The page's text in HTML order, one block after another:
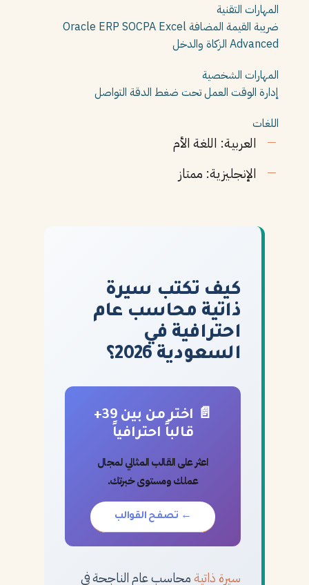
المهارات التقنية
ضريبة القيمة المضافة
Oracle ERP SOCPA Excel
Advanced الزكاة والدخل
المهارات الشخصية
إدارة الوقت العمل تحت ضغط الدقة التواصل
اللغات
العربية: اللغة الأم
الإنجليزية: ممتاز
كيف تكتب سيرة
ذاتية محاسب عام
احترافية في
السعودية 2026؟
📄 اختر من بين 39+
قالباً احترافياً
اعثر على القالب المثالي لمجال
عملك ومستوى خبرتك.
← تصفح القوالب
سيرة ذاتيةمحاسب عام الناجحة في